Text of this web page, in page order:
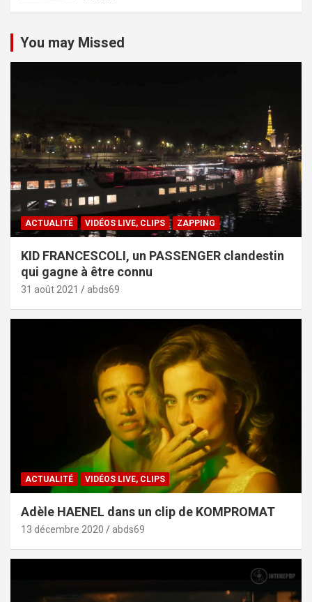
You may Missed
ACTUALITÉ VIDÉOS LIVE, CLIPS ZAPPING
KID FRANCESCOLI, un PASSENGER clandestin
qui gagne à être connu
31 août 2021 abds69
ACTUALITÉ VIDÉOS LIVE, CLIPS
Adèle HAENEL dans un clip de KOMPROMAT
13 décembre 2020 abds69